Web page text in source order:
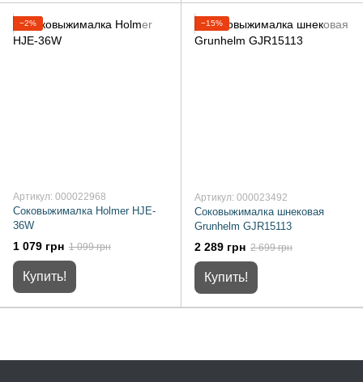
−2%
Артикул: 000022968
Соковыжималка Holmer HJE-
36W
1 079 грн 1 099 грн
Купить!
−15%
Артикул: 000023492
Соковыжималка шнековая
Grunhelm GJR15113
2 289 грн 2 699 грн
Купить!